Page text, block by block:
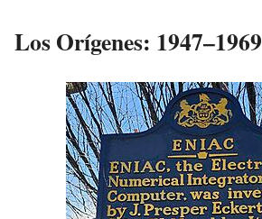
Los Orígenes: 1947–1969